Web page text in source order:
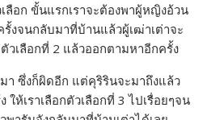
ลือก ขั้นแรกเราจะต้องพาผู้หญิงอ้วน
งจนกลับมาที่บ้านแล้วผู้เฒ่าเต่าจะ
วเลือกที่ 2 แล้วออกตามหาอีกครั้ง
า ซึ่งก็ผิดอีก แต่คุริรินจะมาถึงแล้ว
ห้เราเลือกตัวเลือกที่ 3 ไปเรื่อยๆจน